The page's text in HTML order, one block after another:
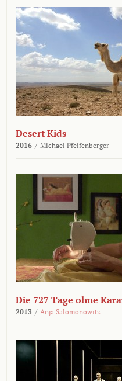
Desert Kids
2016 / Michael Pfeifenberger
Die 727 Tage ohne
2013 / Anja Salomonowitz